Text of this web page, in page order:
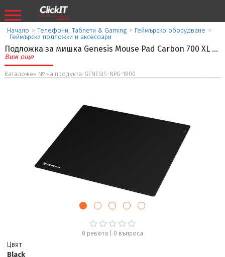
Начало > Телефони, Таблети & Gaming > Геймърско оборудване >
Геймърски подложки и аксесоари
Подложка за мишка Genesis Mouse Pad Carbon 700 XL ...
Виж още
Каталожен № на продукта: GENESIS-NPG-1800
0 ревюта| 0 въпроса
Цвят
Black